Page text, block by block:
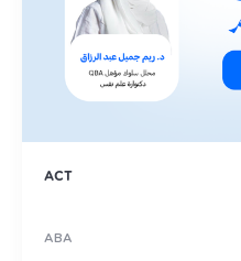
ACT
ABA